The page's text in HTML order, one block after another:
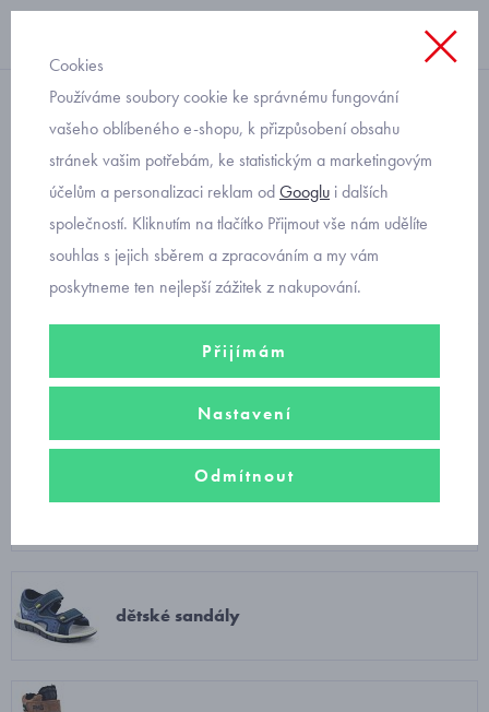
Úvod
dětská obuv
Kvalitnídětské boty značek Superfit, Olang, Primigi, Geox, Protetika
a Befado. Veškeréboty pro dětimáme SKLADEM. V nabídce také
zdravotní pantofle
botičky pro první krůčky.
dětská celoroční obuv
dětské sandály
Cookies
Používáme soubory cookie ke správnému fungování
vašeho oblíbeného e-shopu, k přizpůsobení obsahu
stránek vašim potřebám, ke statistickým a marketingovým
účelům a personalizaci reklam odGooglu i dalších
společností. Kliknutím na tlačítko Přijmout vše nám udělíte
souhlas s jejich sběrem a zpracováním a my vám
poskytneme ten nejlepší zážitek z nakupování.
Přijímám
Nastavení
Odmítnout